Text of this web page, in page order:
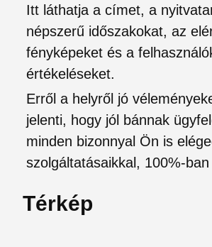
Itt láthatja a címet, a
népszerű időszakokat, az
fényképeket és a
értékeléseket.
Erről a helyről jó
jelenti, hogy jól bánnak
minden bizonnyal Ön is
szolgáltatásaikkal, 100%-
Térkép